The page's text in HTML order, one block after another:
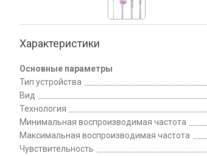
Характеристики
Основные параметры
Тип устройства
Вид
Технология
Минимальная воспроизводимая частота
Максимальная воспроизводимая частота
Чувствительность